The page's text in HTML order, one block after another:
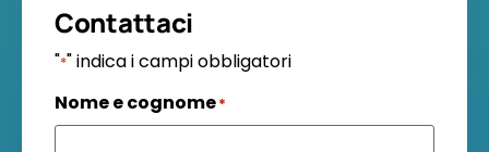
Contattaci
"*" indica i campi obbligatori
Nome e cognome*